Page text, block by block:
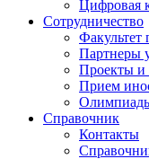
Цифровая
Сотрудничество
Факультет
Партнеры
Проекты и
Прием
Справочник
Контакты